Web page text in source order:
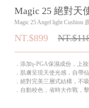
Magic 25 絕對天
Magic 25 Angel light Cushion
NT.$899 NT.$
．添加γ-PGA保濕成份，上
．肌膚呈現天使光感，自帶
．絕對完美三層式結構，不
．自動校色，省時大作戰，